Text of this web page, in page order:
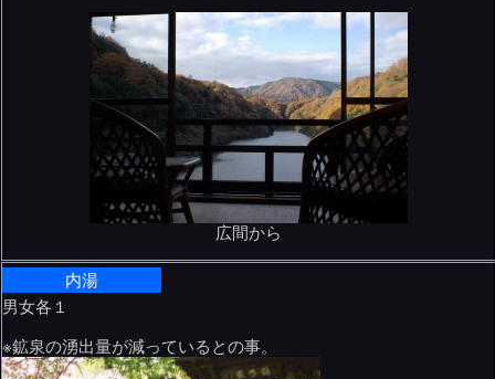
広間から
内湯
男女各１
※鉱泉の湧出量が減っているとの事。